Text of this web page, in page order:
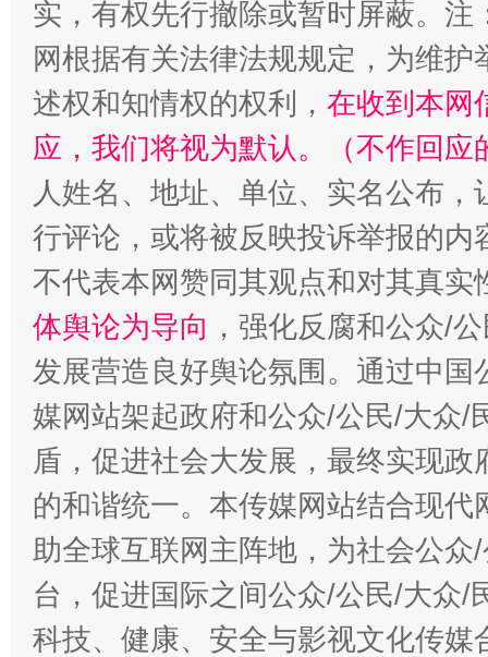
招工难、用工荒背后
实，有权先行撤除或暂时屏蔽。
网根据有关法律法规规定，为维
述权和知情权的权利， 在收到本网
应，我们将视为默认。（不作回应
人姓名、地址、单位、实名公布
行评论，或将被反映投诉举报的
不代表本网赞同其观点和对其真实
体舆论为导向 ，强化反腐和公众/
发展营造良好舆论氛围。通过中
媒网站架起政府和公众/公民/大众/
盾，促进社会大发展，最终实现
的和谐统一。本传媒网站结合现
助全球互联网主阵地，为社会公
台，促进国际之间公众/公民/大众/
科技、健康、安全与影视文化传